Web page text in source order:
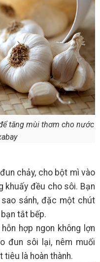
tăng mùi thơm cho nước
chảy, cho bột mì vào
khuấy đều cho sôi. Bạn
sánh, đặc một chút
tắt bếp.
hợp ngon không lợn
đun sôi lại, nêm muối
là hoàn thành.